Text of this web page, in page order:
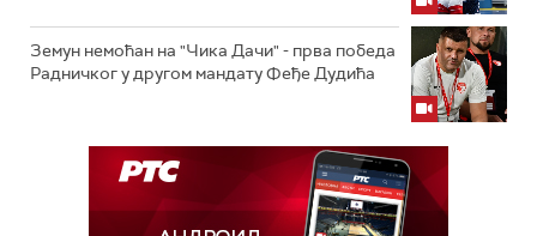
Земун немоћан на "Чика Дачи" - прва победа
Радничког у другом мандату Феђе Дудића